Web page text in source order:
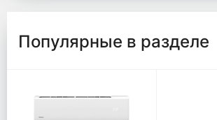
Популярные в разделе